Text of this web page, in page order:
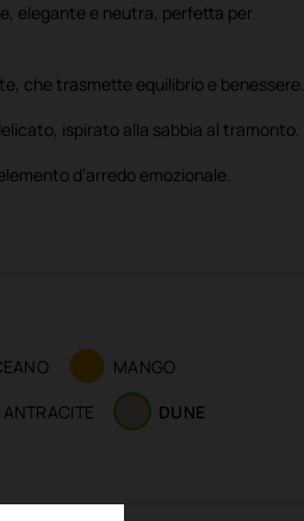
elegante e neutra, perfetta per
che trasmette equilibrio e benessere.
ispirato alla sabbia al tramonto.
d’arredo emozionale.
MANGO
ANTRACITE
DUNE